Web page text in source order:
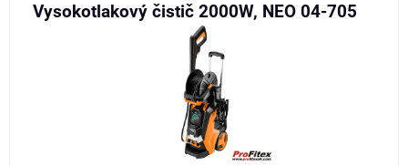
Vysokotlakový čistič 2000W, NEO 04-705